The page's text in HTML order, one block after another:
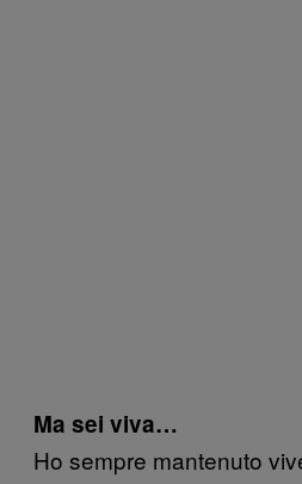
Ma sei viva…
Ho sempre mantenuto